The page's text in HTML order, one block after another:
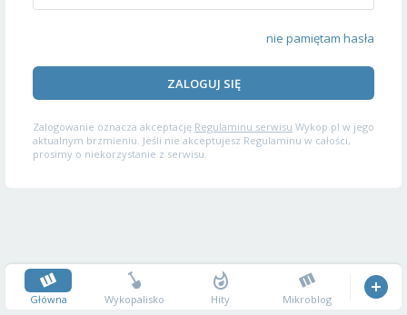
nie pamiętam hasła
ZALOGUJ SIĘ
Zalogowanie oznacza akceptację Regulaminu serwisu Wykop.pl w jego
aktualnym brzmieniu. Jeśli nie akceptujesz Regulaminu w całości,
prosimy o niekorzystanie z serwisu.
Główna Wykopalisko Hity Mikroblog